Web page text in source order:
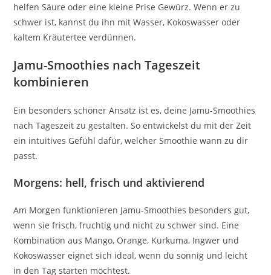
helfen Säure oder eine kleine Prise Gewürz. Wenn er zu
schwer ist, kannst du ihn mit Wasser, Kokoswasser oder
kaltem Kräutertee verdünnen.
Jamu-Smoothies nach Tageszeit
kombinieren
Ein besonders schöner Ansatz ist es, deine Jamu-Smoothies
nach Tageszeit zu gestalten. So entwickelst du mit der Zeit
ein intuitives Gefühl dafür, welcher Smoothie wann zu dir
passt.
Morgens: hell, frisch und aktivierend
Am Morgen funktionieren Jamu-Smoothies besonders gut,
wenn sie frisch, fruchtig und nicht zu schwer sind. Eine
Kombination aus Mango, Orange, Kurkuma, Ingwer und
Kokoswasser eignet sich ideal, wenn du sonnig und leicht
in den Tag starten möchtest.